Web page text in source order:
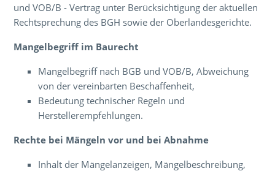
und VOB/B - Vertrag unter Berücksichtigung der aktuellen
Rechtsprechung des BGH sowie der Oberlandesgerichte.
Mangelbegriff im Baurecht
Mangelbegriff nach BGB und VOB/B, Abweichung
von der vereinbarten Beschaffenheit,
Bedeutung technischer Regeln und
Herstellerempfehlungen.
Rechte bei Mängeln vor und bei Abnahme
Inhalt der Mängelanzeigen, Mängelbeschreibung,